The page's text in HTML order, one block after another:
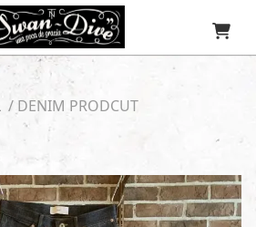
/ DENIM PRODCUT